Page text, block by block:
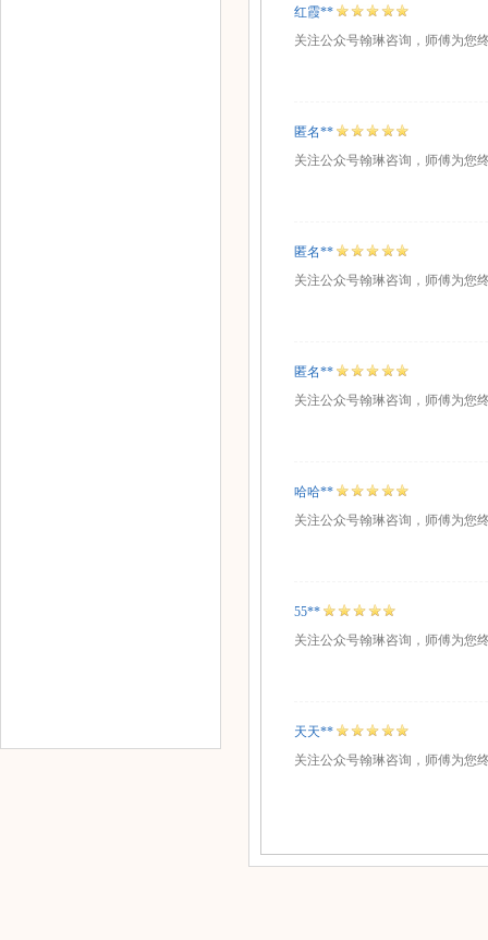
红霞**
关注公众号翰琳咨询，师傅为您
匿名**
关注公众号翰琳咨询，师傅为您
匿名**
关注公众号翰琳咨询，师傅为您
匿名**
关注公众号翰琳咨询，师傅为您
哈哈**
关注公众号翰琳咨询，师傅为您
55**
关注公众号翰琳咨询，师傅为您
天天**
关注公众号翰琳咨询，师傅为您